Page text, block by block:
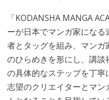
「KODANSHA MANGA
ーが日本でマンガ家にな
者とタッグを組み、マン
のひらめきを形にし、講
の具体的なステップを丁
志望のクリエイターとマ